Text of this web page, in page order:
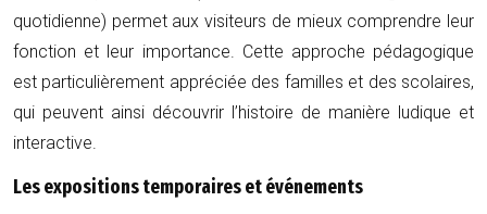
quotidienne) permet aux visiteurs de mieux comprendre leur
fonction et leur importance. Cette approche pédagogique
est particulièrement appréciée des familles et des scolaires,
qui peuvent ainsi découvrir l’histoire de manière ludique et
interactive.
Les expositions temporaires et événements